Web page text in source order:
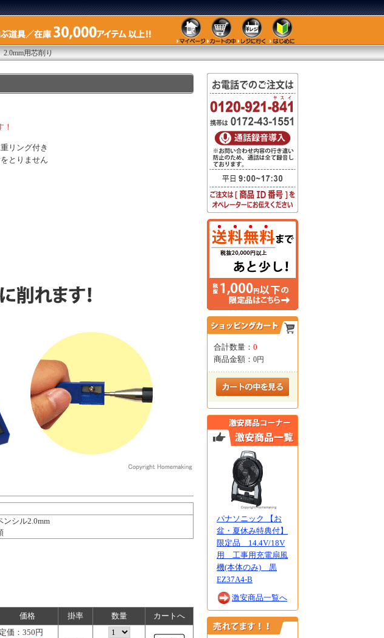
用芯削り
！
リング付き
とりません
ンシル2.0mm
価格 掛率 数量 カートへ
定価： 350円
合計数量： 0
商品金額： 0円
パナソニック 【お
盆・夏休み特典付】
限定品 14.4V/18V
用 工事用充電扇風
機(本体のみ) 黒
EZ37A4-B
激安商品一覧へ